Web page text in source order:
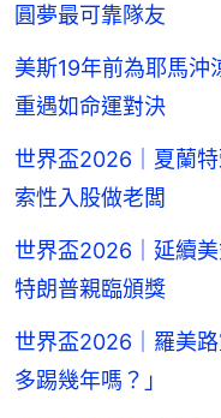
圓夢最可靠隊友
美斯19年前為耶馬
重遇如命運對決
世界盃2026｜夏蘭
索性入股做老闆
世界盃2026｜延續
特朗普親臨頒獎
世界盃2026｜羅美
多踢幾年嗎？」